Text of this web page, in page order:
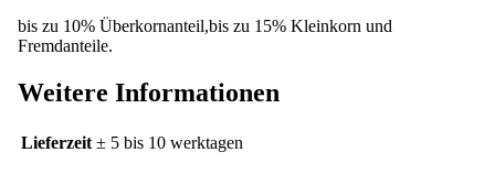
bis zu 10% Überkornanteil,bis zu 15% Kleinkorn und
Fremdanteile.
Weitere Informationen
Lieferzeit ± 5 bis 10 werktagen